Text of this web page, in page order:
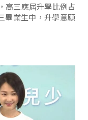
高三應屆升學比例占
畢業生中，升學意願